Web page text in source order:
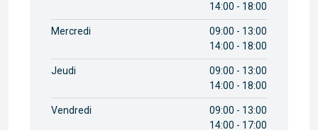
14:00 - 18:00
Mercredi
09:00 - 13:00
14:00 - 18:00
Jeudi
09:00 - 13:00
14:00 - 18:00
Vendredi
09:00 - 13:00
14:00 - 17:00